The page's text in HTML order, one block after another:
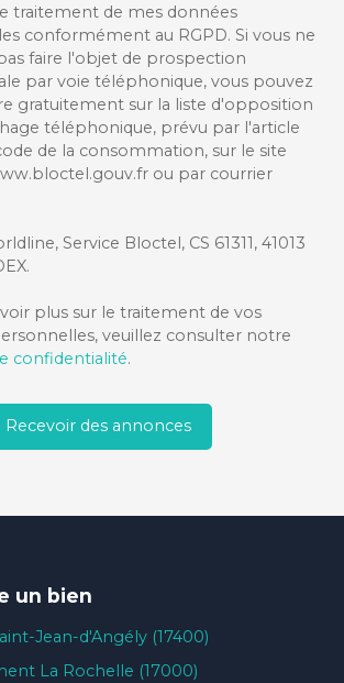
traitement de mes données
conformément au RGPD. Si vous ne
faire l'objet de prospection
par voie téléphonique, vous pouvez
gratuitement sur la liste d'opposition
téléphonique, prévu par l'article
de la consommation, sur le site
ou par courrier
Service Bloctel, CS 61311, 41013
plus sur le traitement de vos
veuillez consulter notre
confidentialité.
Recevoir des annonces
un bien
Jean-d'Angély (17400)
La Rochelle (17000)